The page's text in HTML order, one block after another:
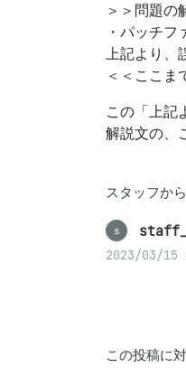
＞＞問題の
・パッチ
上記より、
＜＜ここま
この「上記
解説文の、
スタッフか
s
2023/03/15
この投稿に